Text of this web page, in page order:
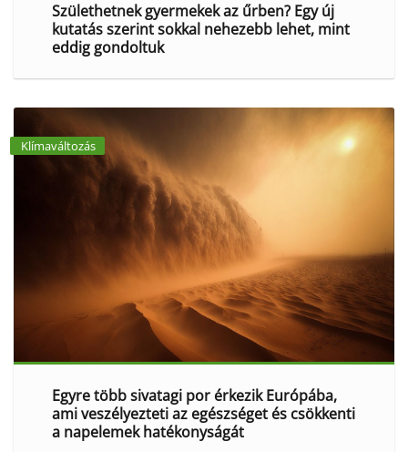
Születhetnek gyermekek az űrben? Egy új
kutatás szerint sokkal nehezebb lehet, mint
eddig gondoltuk
Klímaváltozás
Egyre több sivatagi por érkezik Európába,
ami veszélyezteti az egészséget és csökkenti
a napelemek hatékonyságát